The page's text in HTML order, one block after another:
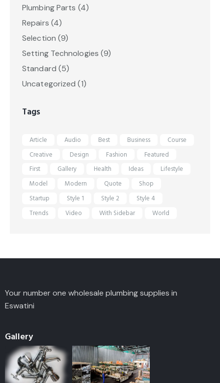
Plumbing Parts (4)
Repairs (4)
Selection (9)
Setting Technologies (9)
Standard (5)
Uncategorized (1)
Tags
Article Audio Best Business
Course
Creative
Design Fashion
Featured
First
Gallery Health Ideas
Lifestyle
Model
Modern Quote
Shop
Startup
Style 1 Style 2
Style 4
Trends
Video With Sidebar World
Your number one wholesale plumbing supplies in
Eswatini
Gallery